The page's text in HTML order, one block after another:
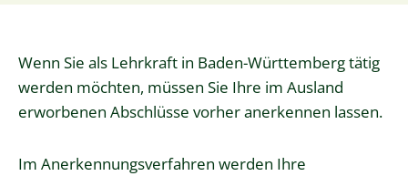
Wenn Sie als Lehrkraft in Baden-Württemberg tätig
werden möchten, müssen Sie Ihre im Ausland
erworbenen Abschlüsse vorher anerkennen lassen.
Im Anerkennungsverfahren werden Ihre